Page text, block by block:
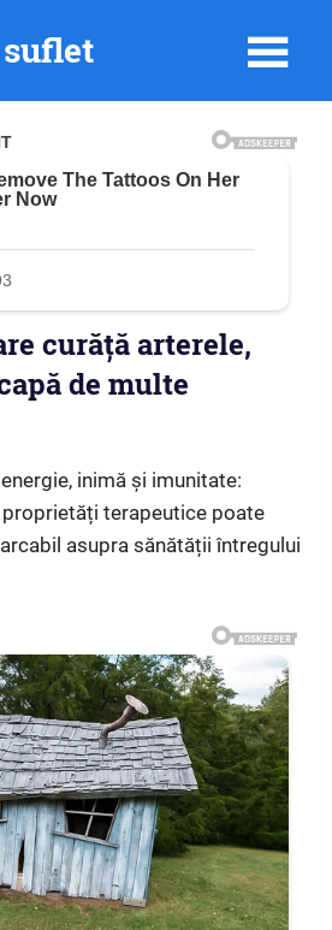
curăță arterele,
de multe
inimă și imunitate:
terapeutice poate
asupra sănătății întregului